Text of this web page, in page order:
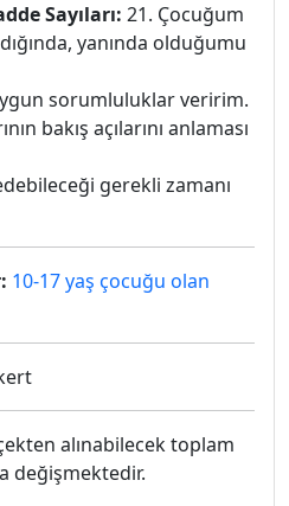
Sayıları: 21. Çocuğum
yanında olduğumu
sorumluluklar veririm.
bakış açılarını anlaması
gerekli zamanı
10-17 yaş çocuğu olan
alınabilecek toplam
değişmektedir.